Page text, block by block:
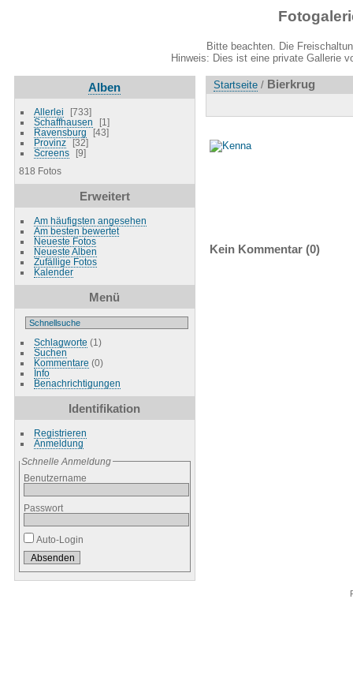
Bitte beachten. Die
Hinweis: Dies ist eine private Gallerie
Alben
Allerlei
733
Schaffhausen
1
Ravensburg
43
Provinz
32
Screens
9
818 Fotos
Erweitert
Am häufigsten angesehen
Am besten bewertet
Neueste Fotos
Neueste Alben
Zufällige Fotos
Kalender
Menü
Schlagworte (1)
Suchen
Kommentare (0)
Info
Benachrichtigungen
Identifikation
Registrieren
Anmeldung
Schnelle Anmeldung
Benutzername
Passwort
Auto-Login
Startseite / Bierkrug
Kein Kommentar (0)